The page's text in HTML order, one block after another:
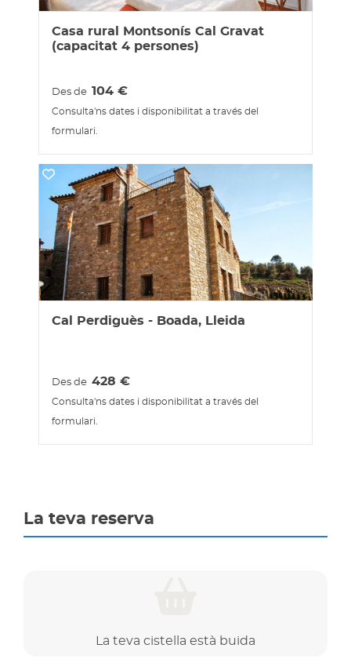
Casa rural Montsonís Cal Gravat
(capacitat 4 persones)
Des de 104€
Consulta'ns dates i disponibilitat a través del
formulari.
Cal Perdiguès - Boada, Lleida
Des de 428€
Consulta'ns dates i disponibilitat a través del
formulari.
La teva reserva
La teva cistella està buida